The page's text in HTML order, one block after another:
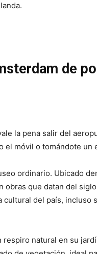
de
la pena salir del
el móvil o tomándote un
ordinario. Ubicado
obras que datan del
del país, incluso
respiro natural en su